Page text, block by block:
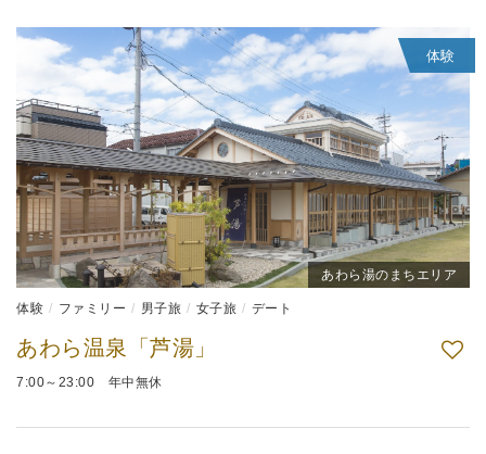
体験
あわら湯のまちエリア
体験 ファミリー 男子旅 女子旅 デート
あわら温泉「芦湯」
7:00～23:00 年中無休